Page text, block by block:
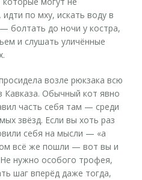
по мху, искать воду в
болтать до ночи у костра,
и слушать уличённые
возле рюкзака всю
Кавказа. Обычный кот явно
часть себя там — среди
звёзд. Если вы хоть раз
себя на мысли — «а
всё же пошли — вот вы и
нужно особого трофея,
шаг вперёд даже тогда,